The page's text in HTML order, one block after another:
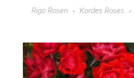
Rigo Rosen Kordes Roses